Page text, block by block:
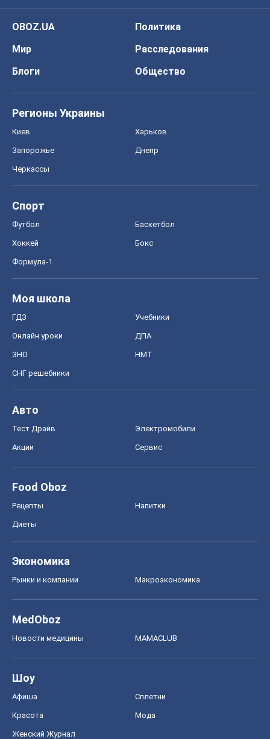
OBOZ.UA
Политика
Мир
Расследования
Блоги
Общество
Регионы Украины
Киев Харьков
Запорожье Днепр
Черкассы
Спорт
Футбол Баскетбол
Хоккей Бокс
Формула-1
Моя школа
ГДЗ Учебники
Онлайн уроки ДПА
ЗНО НМТ
СНГ решебники
Авто
Тест Драйв Электромобили
Акции Сервис
Food Oboz
Рецепты Напитки
Диеты
Экономика
Рынки и компании Mакроэкономика
MedOboz
Новости медицины MAMACLUB
Шоу
Афиша Сплетни
Красота Мода
Женский Журнал